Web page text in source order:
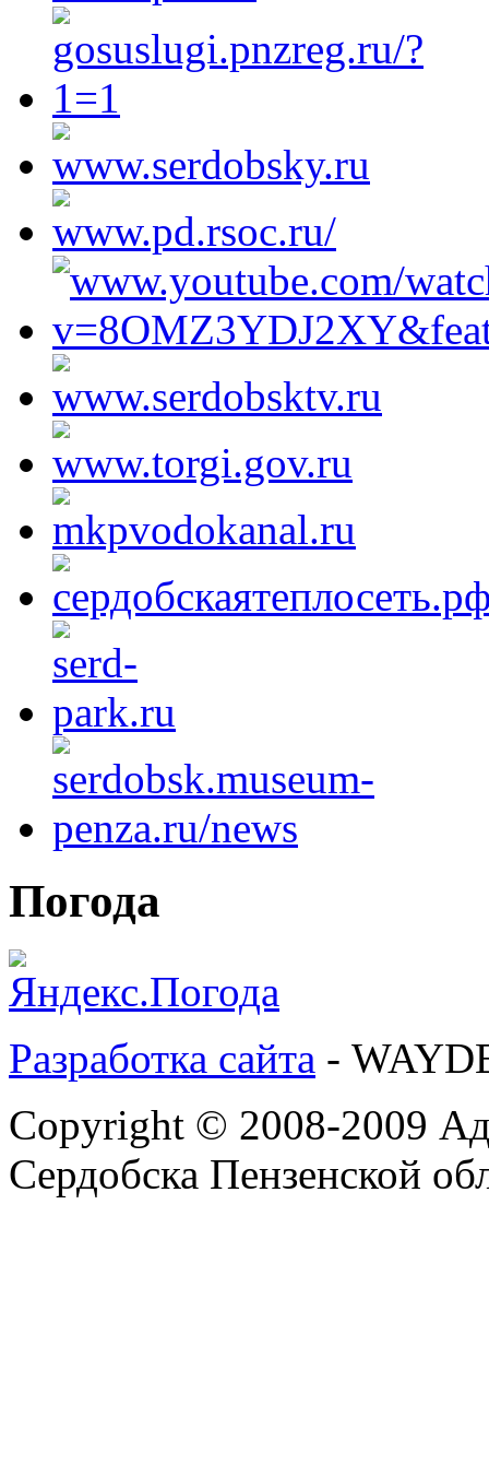
Погода
Разработка сайта -
Copyright © 2008-2009
Сердобска Пензенской